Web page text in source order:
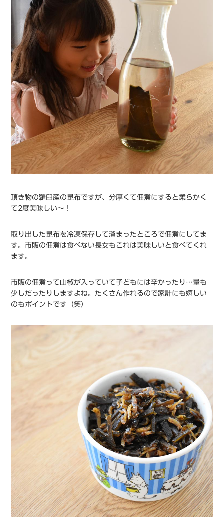
頂き物の羅臼産の昆布ですが、分厚くて佃煮にすると柔らかく
て2度美味しい〜！
取り出した昆布を冷凍保存して溜まったところで佃煮にしてま
す。市販の佃煮は食べない長女もこれは美味しいと食べてくれ
ます。
市販の佃煮って山椒が入っていて子どもには辛かったり…量も
少しだったりしますよね。たくさん作れるので家計にも嬉しい
のもポイントです（笑）